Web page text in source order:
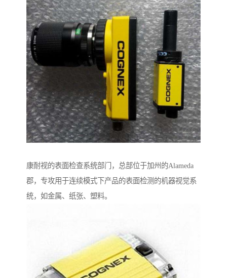
康耐视的表面检查系统部门，总部位于加州的Alameda
郡，专攻用于连续模式下产品的表面检测的机器视觉系
统，如金属、纸张、塑料。